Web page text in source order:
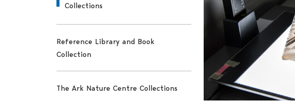
Collections
Reference Library and Book
Collection
The Ark Nature Centre Collections